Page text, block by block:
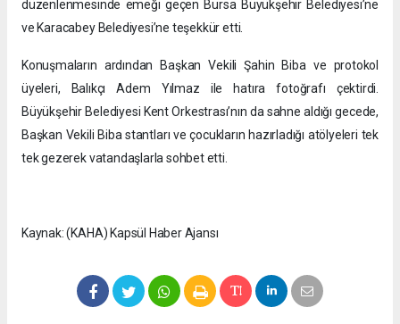
düzenlenmesinde emeği geçen Bursa Büyükşehir Belediyesi’ne
ve Karacabey Belediyesi’ne teşekkür etti.
Konuşmaların ardından Başkan Vekili Şahin Biba ve protokol
üyeleri, Balıkçı Adem Yılmaz ile hatıra fotoğrafı çektirdi.
Büyükşehir Belediyesi Kent Orkestrası’nın da sahne aldığı gecede,
Başkan Vekili Biba stantları ve çocukların hazırladığı atölyeleri tek
tek gezerek vatandaşlarla sohbet etti.
Kaynak: (KAHA) Kapsül Haber Ajansı